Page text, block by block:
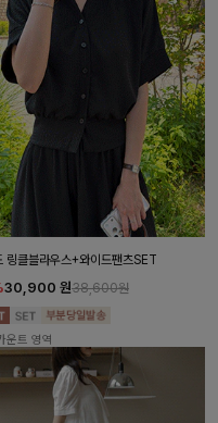
링클블라우스+와이드팬츠SET
30,900 원38,600원
운트 영역